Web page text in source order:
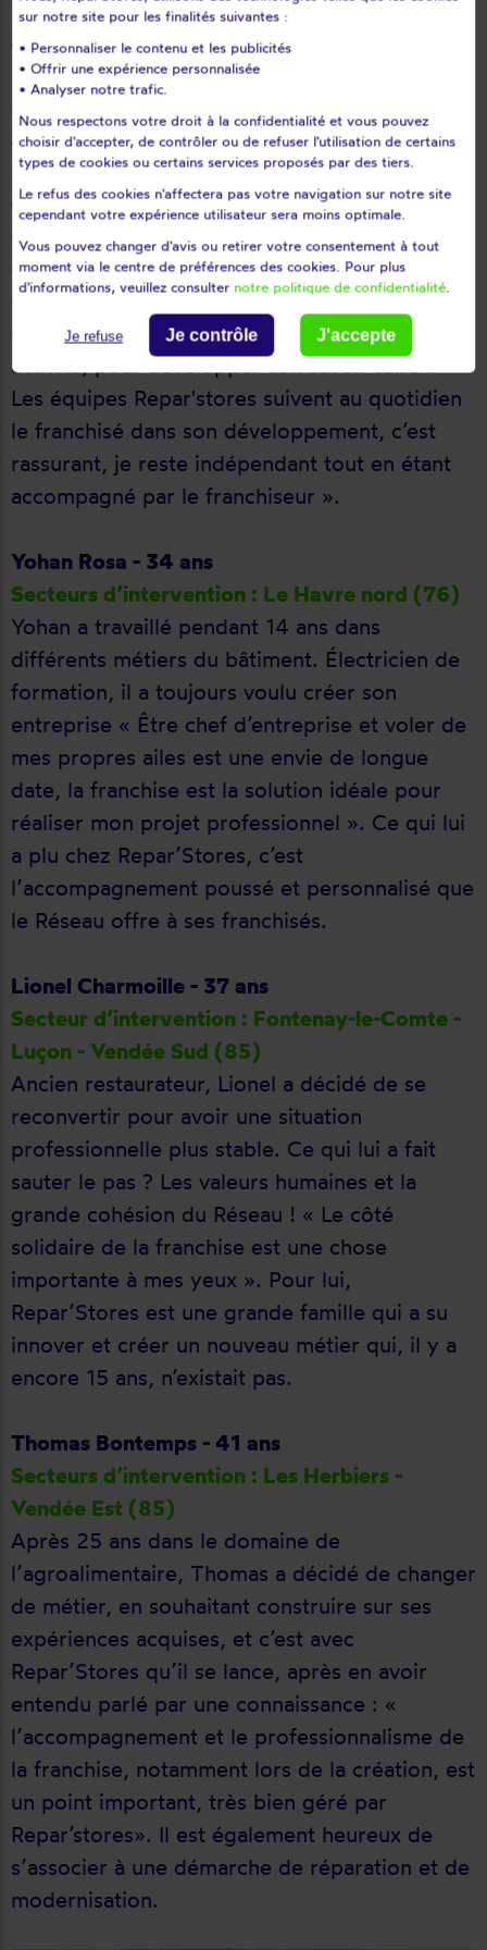
Jordan Gourari - 28 ans
SecteursSecteur d’intervention : Le Havre sud
(76)
Après différents emplois dans le domaine de
la logistique et de la manutention notamment
en tant que cariste puis chef d’équipe, il a
décidé de devenir son propre patron et a
choisi la franchise. Pour ce jeune chef
d’entreprise, il était important de travailler en
autonomie tout en étant accompagné dans son
activité, pour développer son savoir-faire : «
Les équipes Repar'stores suivent au quotidien
le franchisé dans son développement, c’est
rassurant, je reste indépendant tout en étant
accompagné par le franchiseur ».
Yohan Rosa - 34 ans
Secteurs d’intervention : Le Havre nord (76)
Yohan a travaillé pendant 14 ans dans
différents métiers du bâtiment. Électricien de
formation, il a toujours voulu créer son
entreprise « Être chef d’entreprise et voler de
mes propres ailes est une envie de longue
date, la franchise est la solution idéale pour
réaliser mon projet professionnel ». Ce qui lui
a plu chez Repar’Stores, c’est
l’accompagnement poussé et personnalisé que
le Réseau offre à ses franchisés.
Lionel Charmoille - 37 ans
Secteur d’intervention : Fontenay-le-Comte -
Luçon - Vendée Sud (85)
Ancien restaurateur, Lionel a décidé de se
reconvertir pour avoir une situation
professionnelle plus stable. Ce qui lui a fait
sauter le pas ? Les valeurs humaines et la
grande cohésion du Réseau ! « Le côté
solidaire de la franchise est une chose
importante à mes yeux ». Pour lui,
Repar’Stores est une grande famille qui a su
innover et créer un nouveau métier qui, il y a
encore 15 ans, n’existait pas.
Thomas Bontemps - 41 ans
Secteurs d’intervention : Les Herbiers -
Vendée Est (85)
Après 25 ans dans le domaine de
l’agroalimentaire, Thomas a décidé de changer
de métier, en souhaitant construire sur ses
expériences acquises, et c’est avec
Repar’Stores qu’il se lance, après en avoir
entendu parlé par une connaissance : «
l’accompagnement et le professionnalisme de
la franchise, notamment lors de la création, est
un point important, très bien géré par
Repar’stores». Il est également heureux de
s’associer à une démarche de réparation et de
modernisation.
sur notre site pour les finalités suivantes :
• Personnaliser le contenu et les publicités
• Offrir une expérience personnalisée
• Analyser notre trafic.
Nous respectons votre droit à la confidentialité et vous pouvez
choisir d'accepter, de contrôler ou de refuser l'utilisation de certains
types de cookies ou certains services proposés par des tiers.
Le refus des cookies n'affectera pas votre navigation sur notre site
cependant votre expérience utilisateur sera moins optimale.
Vous pouvez changer d'avis ou retirer votre consentement à tout
moment via le centre de préférences des cookies. Pour plus
d'informations, veuillez consulter notre politique de confidentialité.
Je refuse Je contrôle J'accepte